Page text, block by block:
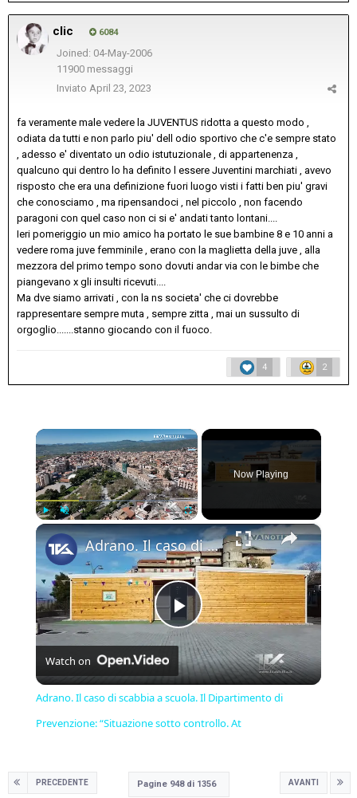
clic 6084
Joined: 04-May-2006
11900 messaggi
Inviato April 23, 2023
fa veramente male vedere la JUVENTUS ridotta a questo modo ,
odiata da tutti e non parlo piu' dell odio sportivo che c'e sempre stato
, adesso e' diventato un odio istutuzionale , di appartenenza ,
qualcuno qui dentro lo ha definito l essere Juventini marchiati , avevo
risposto che era una definizione fuori luogo visti i fatti ben piu' gravi
che conosciamo , ma ripensandoci , nel piccolo , non facendo
paragoni con quel caso non ci si e' andati tanto lontani....
Ieri pomeriggio un mio amico ha portato le sue bambine 8 e 10 anni a
vedere roma juve femminile , erano con la maglietta della juve , alla
mezzora del primo tempo sono dovuti andar via con le bimbe che
piangevano x gli insulti ricevuti....
Ma dve siamo arrivati , con la ns societa' che ci dovrebbe
rappresentare sempre muta , sempre zitta , mai un sussulto di
orgoglio.......stanno giocando con il fuoco.
4 2
×
Play Unmute Fullscreen
Now Playing
×
Play
Video
Adrano. Il caso di scabbia a scuola. Il Dipartimento di Prevenzione: “Situazione sotto controllo. At
Watch on
Adrano. Il caso di scabbia a scuola. Il Dipartimento di
Prevenzione: “Situazione sotto controllo. At
PRECEDENTE AVANTI
Pagine 948 di 1356